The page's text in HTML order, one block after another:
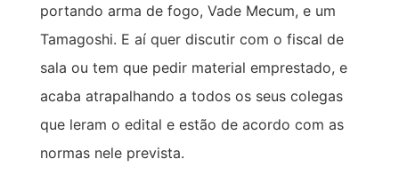
portando arma de fogo, Vade Mecum, e um
Tamagoshi. E aí quer discutir com o fiscal de
sala ou tem que pedir material emprestado, e
acaba atrapalhando a todos os seus colegas
que leram o edital e estão de acordo com as
normas nele prevista.